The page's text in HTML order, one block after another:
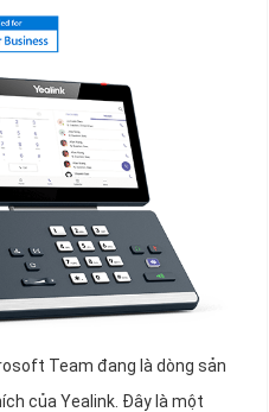
Team đang là dòng sản
của Yealink. Đây là một